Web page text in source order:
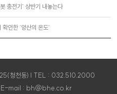
전기' 상반기 내놓는다
인한 ‘양산의 온도’
25(청천동) | TEL : 032.510.2000
mail : bh@bhe.co.kr